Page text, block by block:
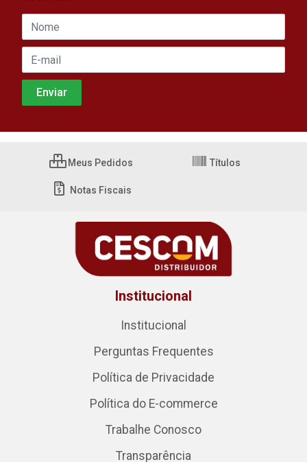
Meus Pedidos Títulos
Notas Fiscais
Institucional
Institucional
Perguntas Frequentes
Política de Privacidade
Política do E-commerce
Trabalhe Conosco
Transparência